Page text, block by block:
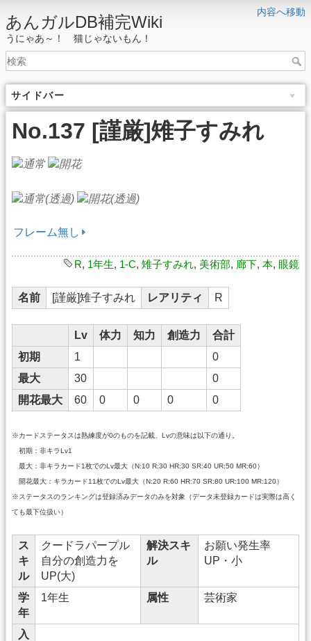
内容へ移動
あんガルDB補完Wiki
うにゃあ～！ 猫じゃないもん！
サイドバー
No.137 [謹厳]雉子すみれ
フレーム無し
R, 1年生, 1-C, 雉子すみれ, 美術部, 廊下, 本, 眼鏡
名前 [謹厳]雉子すみれ レアリティ R
Lv 体力 知力 創造力
合計
初期
1
0
最大
30
0
開花最大
60 0 0 0 0
※カードステータスは熟練度が0のものを記載、Lvの意味は以下の通り。
初期：非キラLv1
最大：非キラカード1枚でのLv最大（N:10 R:30 HR:30 SR:40 UR:50 MR:60）
開花最大：キラカード11枚でのLv最大（N:20 R:60 HR:70 SR:80 UR:100 MR:120）
※ステータスのランキングは登録済みデータのみを対象（データ未登録カードは実際は高く
ても最下位扱い）
ス
キ
ル
クードラパープル
自分の創造力を
UP(大)
解決スキ
ル
お願い発生率
UP・小
学
年
1年生 属性 芸術家
入